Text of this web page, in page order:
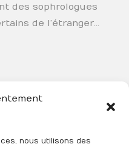
nous utilisons des
des sophrologues
de l’étranger…